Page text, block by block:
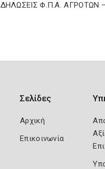
ΔΗΛΩΣΕΙΣ Φ.Π.Α. ΑΓΡΟΤΩΝ
Σελίδες
Αρχική
Επικοινωνία